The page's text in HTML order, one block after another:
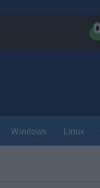
Windows Linux